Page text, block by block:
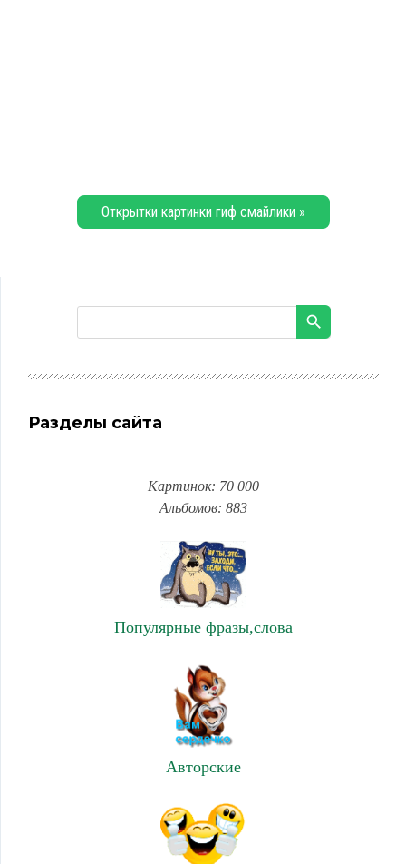
Открытки картинки гиф смайлики »
Разделы сайта
Картинок: 70 000
Альбомов: 883
Популярные фразы,слова
Авторские